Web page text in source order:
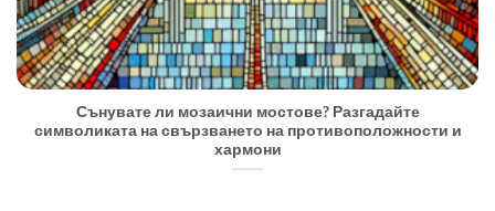
Сънувате ли мозаични мостове? Разгадайте
символиката на свързването на противоположности и
хармони